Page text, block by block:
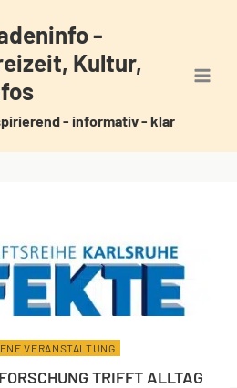
-
Kultur,
- informativ - klar
VERANSTALTUNG
TRIFFT ALLTAG